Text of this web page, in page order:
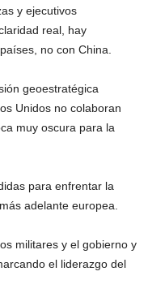
y ejecutivos
real, hay
no con China.
geoestratégica
Unidos no colaboran
muy oscura para la
para enfrentar la
adelante europea.
militares y el gobierno y
el liderazgo del